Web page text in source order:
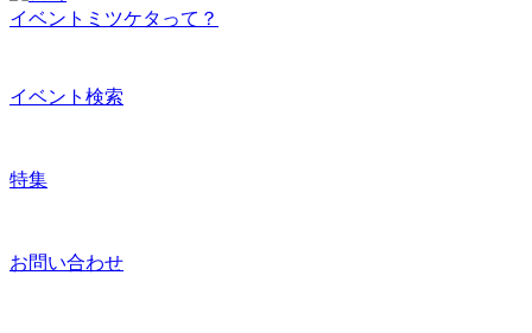
イベントミツケタって？
イベント検索
特集
お問い合わせ